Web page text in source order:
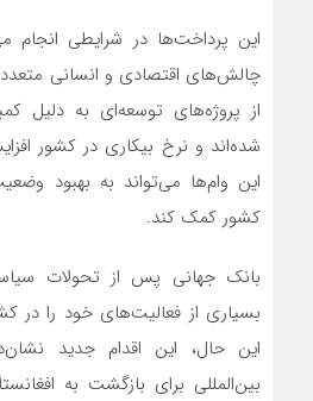
این پرداخت‌ها در شرایطی انجام
چالش‌های اقتصادی و انسانی
از پروژه‌های توسعه‌ای به دلیل
شده‌اند و نرخ بیکاری در کشور
این وام‌ها می‌تواند به بهبود
کشور کمک کند.
بانک جهانی پس از تحولات
بسیاری از فعالیت‌های خود را در
این حال، این اقدام جدید
بین‌المللی برای بازگشت به